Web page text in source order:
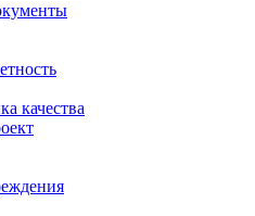
качества